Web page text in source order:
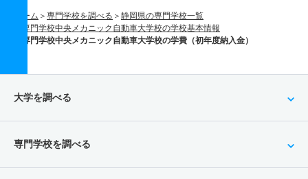
ホーム 専門学校を調べる
静岡県の専門学校一覧
専門学校中央メカニック自動車大学校の学校基本情報
専門学校中央メカニック自動車大学校の学費（初年度納入金）
大学を調べる
専門学校を調べる